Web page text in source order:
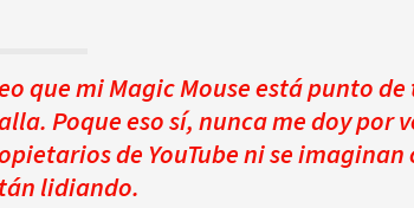
que mi Magic Mouse está punto
Poque eso sí, nunca me doy por
de YouTube ni se imaginan
lidiando.